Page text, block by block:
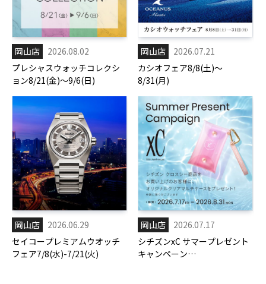
岡山店
2026.08.02
プレシャスウォッチコレクシ
ョン8/21(金)～9/6(日)
岡山店
2026.07.21
カシオフェア8/8(土)～
8/31(月)
岡山店
2026.06.29
セイコープレミアムウオッチ
フェア7/8(水)-7/21(火)
岡山店
2026.07.17
シチズンxC サマープレゼント
キャンペーン